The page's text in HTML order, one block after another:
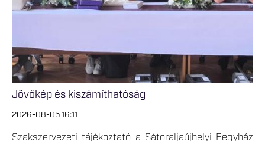
Jövőkép és kiszámíthatóság
2026-08-05 16:11
Szakszervezeti tájékoztató a Sátoraljaújhelyi Fegyház